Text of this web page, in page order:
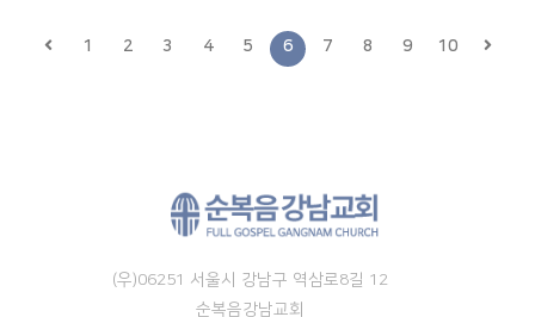
1 2 3 4 5 6 7 8 9 10
(우)06251 서울시 강남구 역삼로8길 12
순복음강남교회